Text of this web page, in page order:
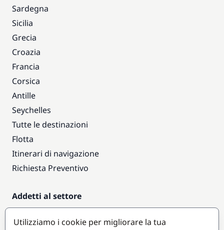
Sardegna
Sicilia
Grecia
Croazia
Francia
Corsica
Antille
Seychelles
Tutte le destinazioni
Flotta
Itinerari di navigazione
Richiesta Preventivo
Addetti al settore
Accesso armatori
Diventare partner
Utilizziamo i cookie per migliorare la tua